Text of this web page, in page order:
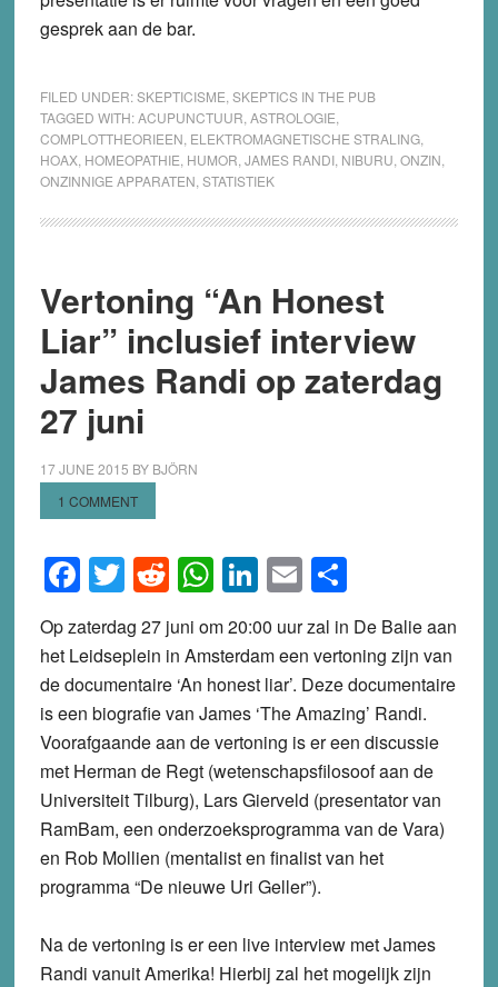
gesprek aan de bar.
FILED UNDER:SKEPTICISME SKEPTICS IN THE PUB
TAGGED WITH:ACUPUNCTUUR ASTROLOGIE
COMPLOTTHEORIEEN ELEKTROMAGNETISCHE STRALING,
HOAX, HOMEOPATHIE HUMOR JAMES RANDI, NIBURU ONZIN
ONZINNIGE APPARATEN STATISTIEK
Vertoning “An Honest
Liar” inclusief interview
James Randi op zaterdag
27 juni
17 JUNE 2015 BY BJÖRN
1 COMMENT
Facebook
Twitter
Reddit
WhatsApp
LinkedIn
EmailShare
Op zaterdag 27 juni om 20:00 uur zal in De Balie aan
het Leidseplein in Amsterdam een vertoning zijn van
de documentaire ‘An honest liar’. Deze documentaire
is een biografie van James ‘The Amazing’ Randi.
Voorafgaande aan de vertoning is er een discussie
met Herman de Regt (wetenschapsfilosoof aan de
Universiteit Tilburg), Lars Gierveld (presentator van
RamBam, een onderzoeksprogramma van de Vara)
en Rob Mollien (mentalist en finalist van het
programma “De nieuwe Uri Geller”).
Na de vertoning is er een live interview met James
Randi vanuit Amerika! Hierbij zal het mogelijk zijn